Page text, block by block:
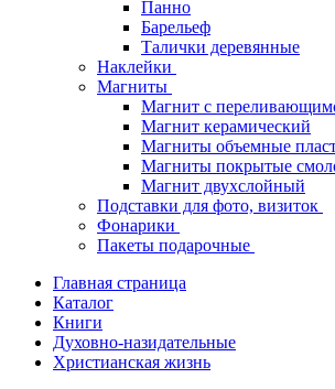
Панно
Барельеф
Талички деревянные
Наклейки
Магниты
Магнит с
Магнит керамический
Магниты объемные
Магниты покрытые
Магнит двухслойный
Подставки для фото, визиток
Фонарики
Пакеты подарочные
Главная страница
Каталог
Книги
Духовно-назидательные
Христианская жизнь